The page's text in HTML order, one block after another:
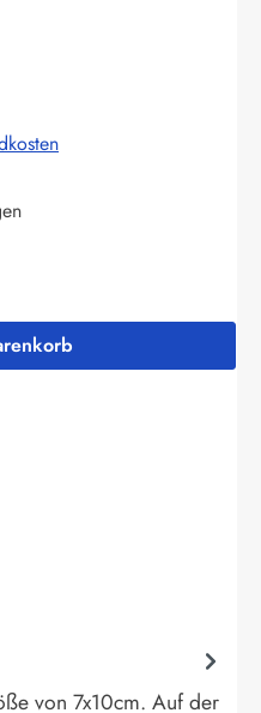
gewünschten
von 7x10cm. Auf der